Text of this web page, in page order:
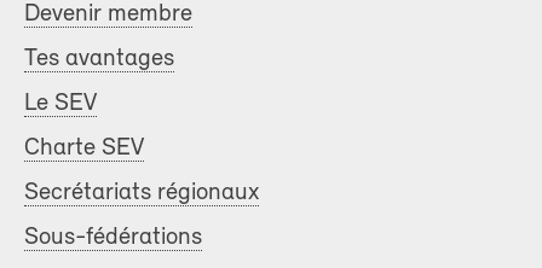
Devenir membre
Tes avantages
Le SEV
Charte SEV
Secrétariats régionaux
Sous-fédérations